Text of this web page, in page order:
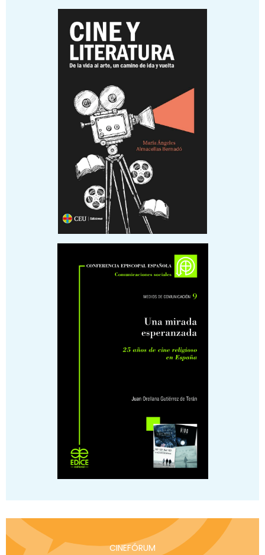
CINEFÓRUM